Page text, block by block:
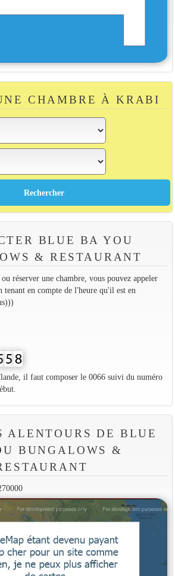
CHAMBRE À KRABI
BLUE BA YOU
& RESTAURANT
réserver une chambre, vous pouvez appeler
tenant en compte de l'heure qu'il est en
il faut composer le 0066 suivi du numéro
ALENTOURS DE BLUE
BUNGALOWS &